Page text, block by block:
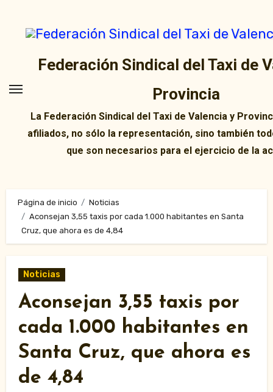
contenido
Federación Sindical del Taxi de
Provincia
La Federación Sindical del Taxi de Valencia y
afiliados, no sólo la representación, sino también
que son necesarios para el ejercicio de la
Página de inicio
Noticias
Aconsejan 3,55 taxis por cada 1.000 habitantes en Santa
Cruz, que ahora es de 4,84
Noticias
Aconsejan 3,55 taxis por
cada 1.000 habitantes en
Santa Cruz, que ahora es
de 4,84